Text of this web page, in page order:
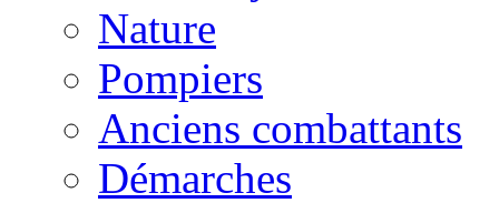
Nature
Pompiers
Anciens combattants
Démarches